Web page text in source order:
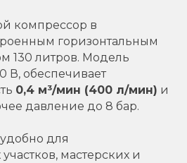
компрессор в
горизонтальным
130 литров. Модель
В, обеспечивает
0,4 м³/мин (400 л/мин) и
давление до 8 бар.
для
мастерских и